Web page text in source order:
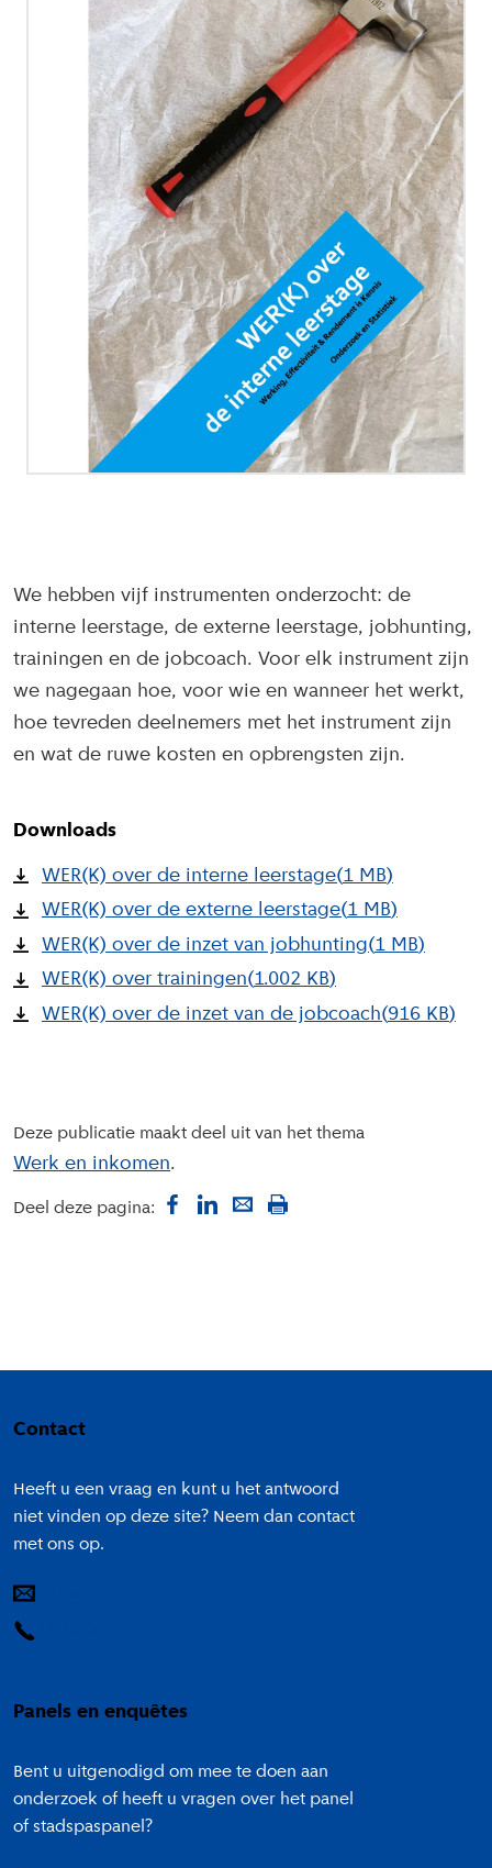
We hebben vijf instrumenten onderzocht: de
interne leerstage, de externe leerstage, jobhunting,
trainingen en de jobcoach. Voor elk instrument zijn
we nagegaan hoe, voor wie en wanneer het werkt,
hoe tevreden deelnemers met het instrument zijn
en wat de ruwe kosten en opbrengsten zijn.
Downloads
WER(K) over de interne leerstage(1 MB)
WER(K) over de externe leerstage(1 MB)
WER(K) over de inzet van jobhunting(1 MB)
WER(K) over trainingen(1.002 KB)
WER(K) over de inzet van de jobcoach(916 KB)
Deze publicatie maakt deel uit van het thema
Werk en inkomen
Deel deze pagina:
Contact
Heeft u een vraag en kunt u het antwoord
niet vinden op deze site? Neem dan contact
met ons op.
Panels en enquêtes
Bent u uitgenodigd om mee te doen aan
onderzoek of heeft u vragen over het panel
of stadspaspanel?